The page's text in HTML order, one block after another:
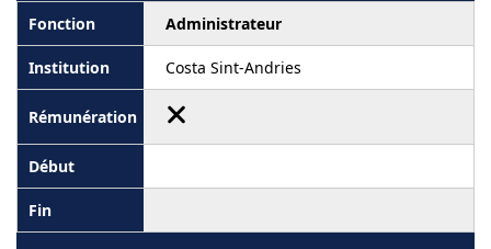
Administrateur
Costa Sint-Andries